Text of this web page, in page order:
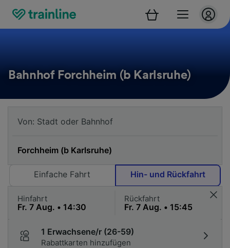
Bahnhof Forchheim (b Karlsruhe)
Einfache Fahrt Hin- und Rückfahrt
Hinfahrt Rückfahrt
1 Erwachsene/r (26-59)
Rabattkarten hinzufügen